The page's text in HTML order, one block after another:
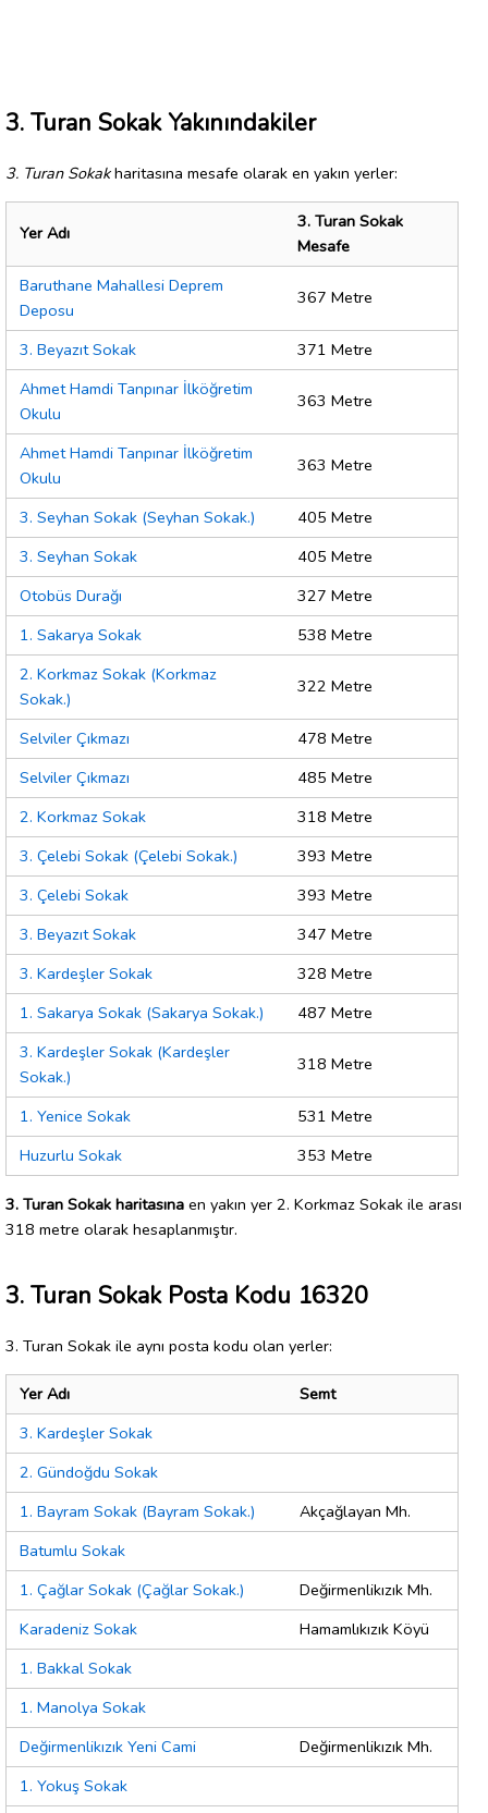
3. Turan Sokak Yakınındakiler
3. Turan Sokakharitasına mesafe olarak en yakın yerler:
Yer Adı
3. Turan Sokak
Mesafe
Baruthane Mahallesi Deprem
Deposu
367 Metre
3. Beyazıt Sokak
371 Metre
Ahmet Hamdi Tanpınar İlköğretim
Okulu
363 Metre
Ahmet Hamdi Tanpınar İlköğretim
Okulu
363 Metre
3. Seyhan Sokak (Seyhan Sokak.)
405 Metre
3. Seyhan Sokak
405 Metre
Otobüs Durağı
327 Metre
1. Sakarya Sokak
538 Metre
2. Korkmaz Sokak (Korkmaz
Sokak.)
322 Metre
Selviler Çıkmazı
478 Metre
Selviler Çıkmazı
485 Metre
2. Korkmaz Sokak
318 Metre
3. Çelebi Sokak (Çelebi Sokak.)
393 Metre
3. Çelebi Sokak
393 Metre
3. Beyazıt Sokak
347 Metre
3. Kardeşler Sokak
328 Metre
1. Sakarya Sokak (Sakarya Sokak.)
487 Metre
3. Kardeşler Sokak (Kardeşler
Sokak.)
318 Metre
1. Yenice Sokak
531 Metre
Huzurlu Sokak
353 Metre
3. Turan Sokak haritasına en yakın yer 2. Korkmaz Sokak ile arası
318 metre olarak hesaplanmıştır.
3. Turan Sokak Posta Kodu 16320
3. Turan Sokak ile aynı posta kodu olan yerler:
Yer Adı
Semt
3. Kardeşler Sokak
2. Gündoğdu Sokak
1. Bayram Sokak (Bayram Sokak.)
Akçağlayan Mh.
Batumlu Sokak
1. Çağlar Sokak (Çağlar Sokak.)
Değirmenlikızık Mh.
Karadeniz Sokak
Hamamlıkızık Köyü
1. Bakkal Sokak
1. Manolya Sokak
Değirmenlikızık Yeni Cami
Değirmenlikızık Mh.
1. Yokuş Sokak